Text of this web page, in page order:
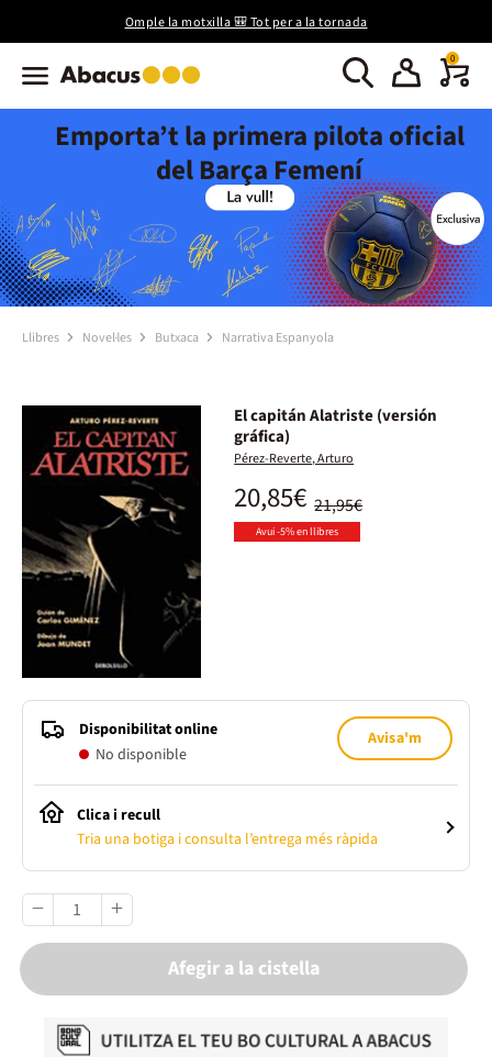
Omple la motxilla 🎒 Tot per a la tornada
0
Emporta’t la primera pilota oficial
del Barça Femení
Llibres Novel·les Butxaca Narrativa Espanyola
El capitán Alatriste (versión
gráfica)
Pérez-Reverte, Arturo
21,95€
20,85€
Avui -5% en llibres
Disponibilitat online
No disponible
Avisa'm
Clica i recull
Tria una botiga i consulta l’entrega més ràpida
Afegir a la cistella